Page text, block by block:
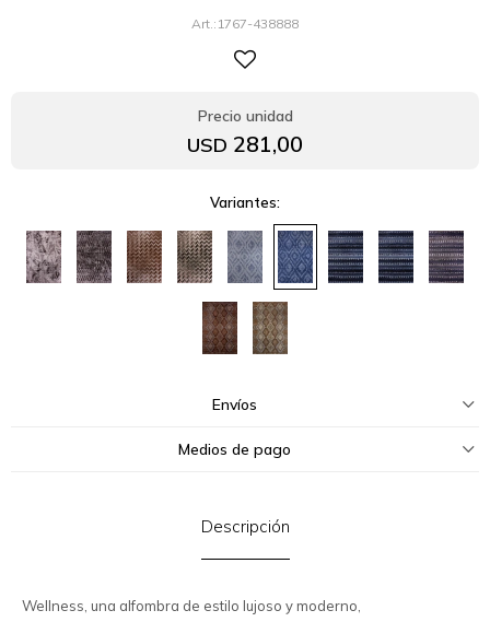
1767-438888
USD 281,00
Variantes:
Envíos
Medios de pago
Descripción
Wellness, una alfombra de estilo lujoso y moderno,